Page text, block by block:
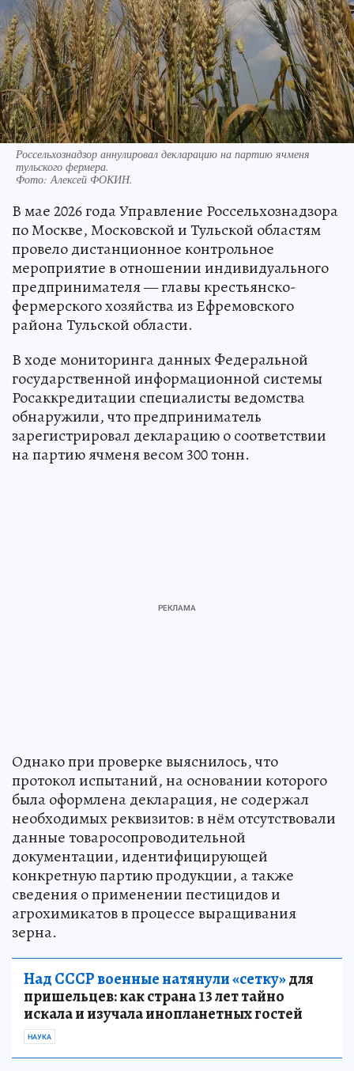
Россельхознадзор аннулировал декларацию на партию ячменя
тульского фермера.
Фото: Алексей ФОКИН.
В мае 2026 года Управление Россельхознадзора
по Москве, Московской и Тульской областям
провело дистанционное контрольное
мероприятие в отношении индивидуального
предпринимателя — главы крестьянско-
фермерского хозяйства из Ефремовского
района Тульской области.
В ходе мониторинга данных Федеральной
государственной информационной системы
Росаккредитации специалисты ведомства
обнаружили, что предприниматель
зарегистрировал декларацию о соответствии
на партию ячменя весом 300 тонн.
Однако при проверке выяснилось, что
протокол испытаний, на основании которого
была оформлена декларация, не содержал
необходимых реквизитов: в нём отсутствовали
данные товаросопроводительной
документации, идентифицирующей
конкретную партию продукции, а также
сведения о применении пестицидов и
агрохимикатов в процессе выращивания
зерна.
Над СССР военные натянули «сетку»для
пришельцев: как страна 13 лет тайно
искала и изучала инопланетных гостей
НАУКА